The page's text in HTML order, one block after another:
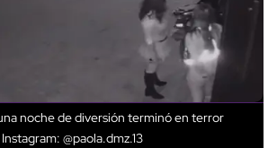
noche de diversión terminó en terror
@paola.dmz.13